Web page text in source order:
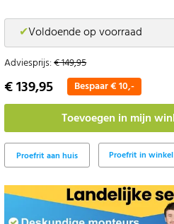
✔Voldoende op voorraad
Adviesprijs:€ 149,95
€ 139,95 Bespaar € 10,-
Proefrit in winkel